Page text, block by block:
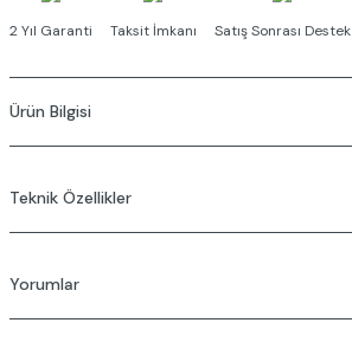
2 Yıl Garanti Taksit İmkanı Satış Sonrası Destek
Ürün Bilgisi
Teknik Özellikler
Creavit Gömme Rezervuar
Yorumlar